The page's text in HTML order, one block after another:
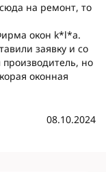
на ремонт, то
окон k*l*a.
заявку и со
но
оконная
08.10.2024